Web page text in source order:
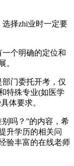
择zhi业时一定要
个明确的定位和
。
门委托开考，仅
特殊专业(如医学
体要求。
吗？”的内容，希
升学历的相关问
验丰富的在线老师